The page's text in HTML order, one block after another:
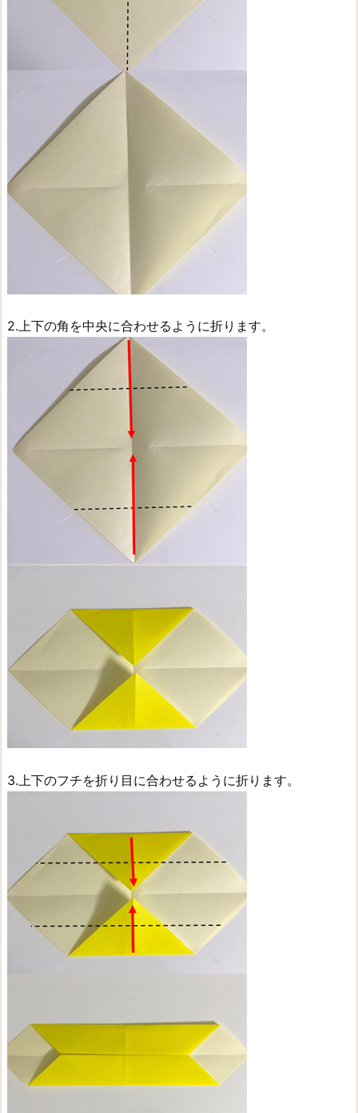
2.上下の角を中央に合わせるように折ります。
3.上下のフチを折り目に合わせるように折ります。